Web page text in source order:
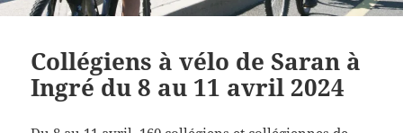
Collégiens à vélo de Saran à
Ingré du 8 au 11 avril 2024